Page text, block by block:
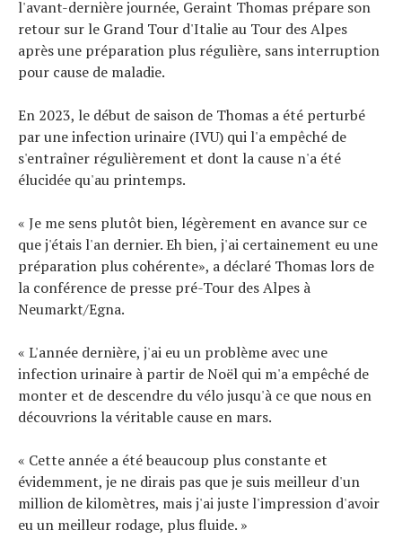
l'avant-dernière journée, Geraint Thomas prépare son
retour sur le Grand Tour d'Italie au Tour des Alpes
après une préparation plus régulière, sans interruption
pour cause de maladie.
En 2023, le début de saison de Thomas a été perturbé
par une infection urinaire (IVU) qui l'a empêché de
s'entraîner régulièrement et dont la cause n'a été
élucidée qu'au printemps.
« Je me sens plutôt bien, légèrement en avance sur ce
que j'étais l'an dernier. Eh bien, j'ai certainement eu une
préparation plus cohérente», a déclaré Thomas lors de
la conférence de presse pré-Tour des Alpes à
Neumarkt/Egna.
« L'année dernière, j'ai eu un problème avec une
infection urinaire à partir de Noël qui m'a empêché de
monter et de descendre du vélo jusqu'à ce que nous en
découvrions la véritable cause en mars.
« Cette année a été beaucoup plus constante et
évidemment, je ne dirais pas que je suis meilleur d'un
million de kilomètres, mais j'ai juste l'impression d'avoir
eu un meilleur rodage, plus fluide. »
Conseils
Tendances
Tous nos articles
À propos